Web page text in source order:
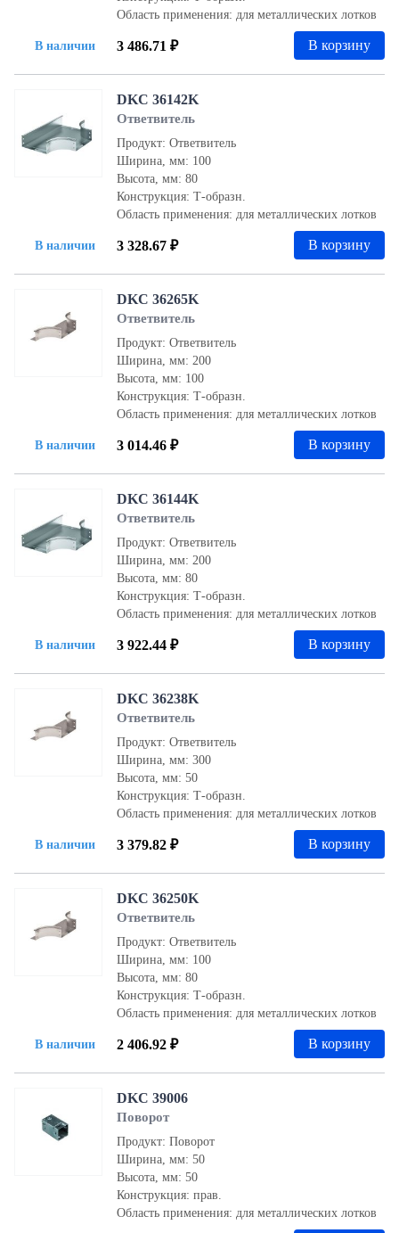
В наличии
Область применения: для металлических лотков
3 486.71 ₽ В корзину
В наличии
DKC 36142K
Ответвитель
Продукт: Ответвитель
Ширина, мм: 100
Высота, мм: 80
Конструкция: Т-образн.
Область применения: для металлических лотков
3 328.67 ₽ В корзину
В наличии
DKC 36265K
Ответвитель
Продукт: Ответвитель
Ширина, мм: 200
Высота, мм: 100
Конструкция: Т-образн.
Область применения: для металлических лотков
3 014.46 ₽ В корзину
В наличии
DKC 36144K
Ответвитель
Продукт: Ответвитель
Ширина, мм: 200
Высота, мм: 80
Конструкция: Т-образн.
Область применения: для металлических лотков
3 922.44 ₽ В корзину
В наличии
DKC 36238K
Ответвитель
Продукт: Ответвитель
Ширина, мм: 300
Высота, мм: 50
Конструкция: Т-образн.
Область применения: для металлических лотков
3 379.82 ₽ В корзину
В наличии
DKC 36250K
Ответвитель
Продукт: Ответвитель
Ширина, мм: 100
Высота, мм: 80
Конструкция: Т-образн.
Область применения: для металлических лотков
2 406.92 ₽ В корзину
DKC 39006
Поворот
Продукт: Поворот
Ширина, мм: 50
Высота, мм: 50
Конструкция: прав.
Область применения: для металлических лотков